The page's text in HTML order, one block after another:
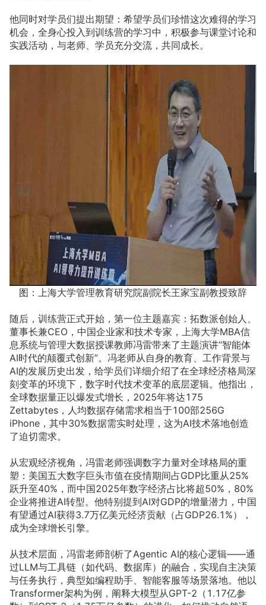
他同时对学员们提出期望：希望学员们珍惜这次难得的学习
机会，全身心投入到训练营的学习中，积极参与课堂讨论和
实践活动，与老师、学员充分交流，共同成长。
图：上海大学管理教育研究院副院长王家宝副教授致辞
随后，训练营正式开始，第一位主题嘉宾：拓数派创始人、
董事长兼CEO，中国企业家和技术专家，上海大学MBA信
息系统与管理大数据授课教师冯雷带来了主题演讲“智能体
AI时代的颠覆式创新”。冯老师从自身的教育、工作背景与
AI的发展历史出发，给学员们详细介绍了在全球经济格局深
刻变革的环境下，数字时代技术变革的底层逻辑。他指出，
全球数据量正以爆发式增长，2025年将达175
Zettabytes，人均数据存储需求相当于100部256G
iPhone，其中30%数据需实时处理，这为AI技术落地创造
了迫切需求。
从宏观经济视角，冯雷老师强调数字力量对全球格局的重
塑：美国五大数字巨头市值在疫情期间占GDP比重从25%
跃升至40%，而中国2025年数字经济占比将超50%，80%
企业将推进AI转型。他特别提到AI对GDP的增量潜力，中国
有望通过AI获得3.7万亿美元经济贡献（占GDP26.1%），
成为全球增长引擎。
从技术层面，冯雷老师剖析了Agentic AI的核心逻辑——通
过LLM与工具链（如代码、数据库）的融合，实现自主决策
与任务执行，典型如编程助手、智能客服等场景落地。他以
Transformer架构为例，阐释大模型从GPT-2（1.17亿参